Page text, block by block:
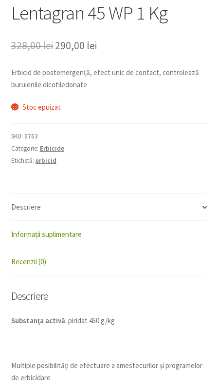
Lentagran 45 WP 1 Kg
328,00leiPrețul
a
fost:
290,00 leiPrețul
este:
Erbicid de postemergență, efect unic de contact, controlează
buruienile dicotiledonate
Stoc epuizat
SKU: 6763
Categorie: Erbicide
Etichetă: erbicid
Descriere
Informații suplimentare
Recenzii (0)
Descriere
Substanţa activă: piridat 450 g/kg
Multiple posibilități de efectuare a amestecurilor și programelor
de erbicidare